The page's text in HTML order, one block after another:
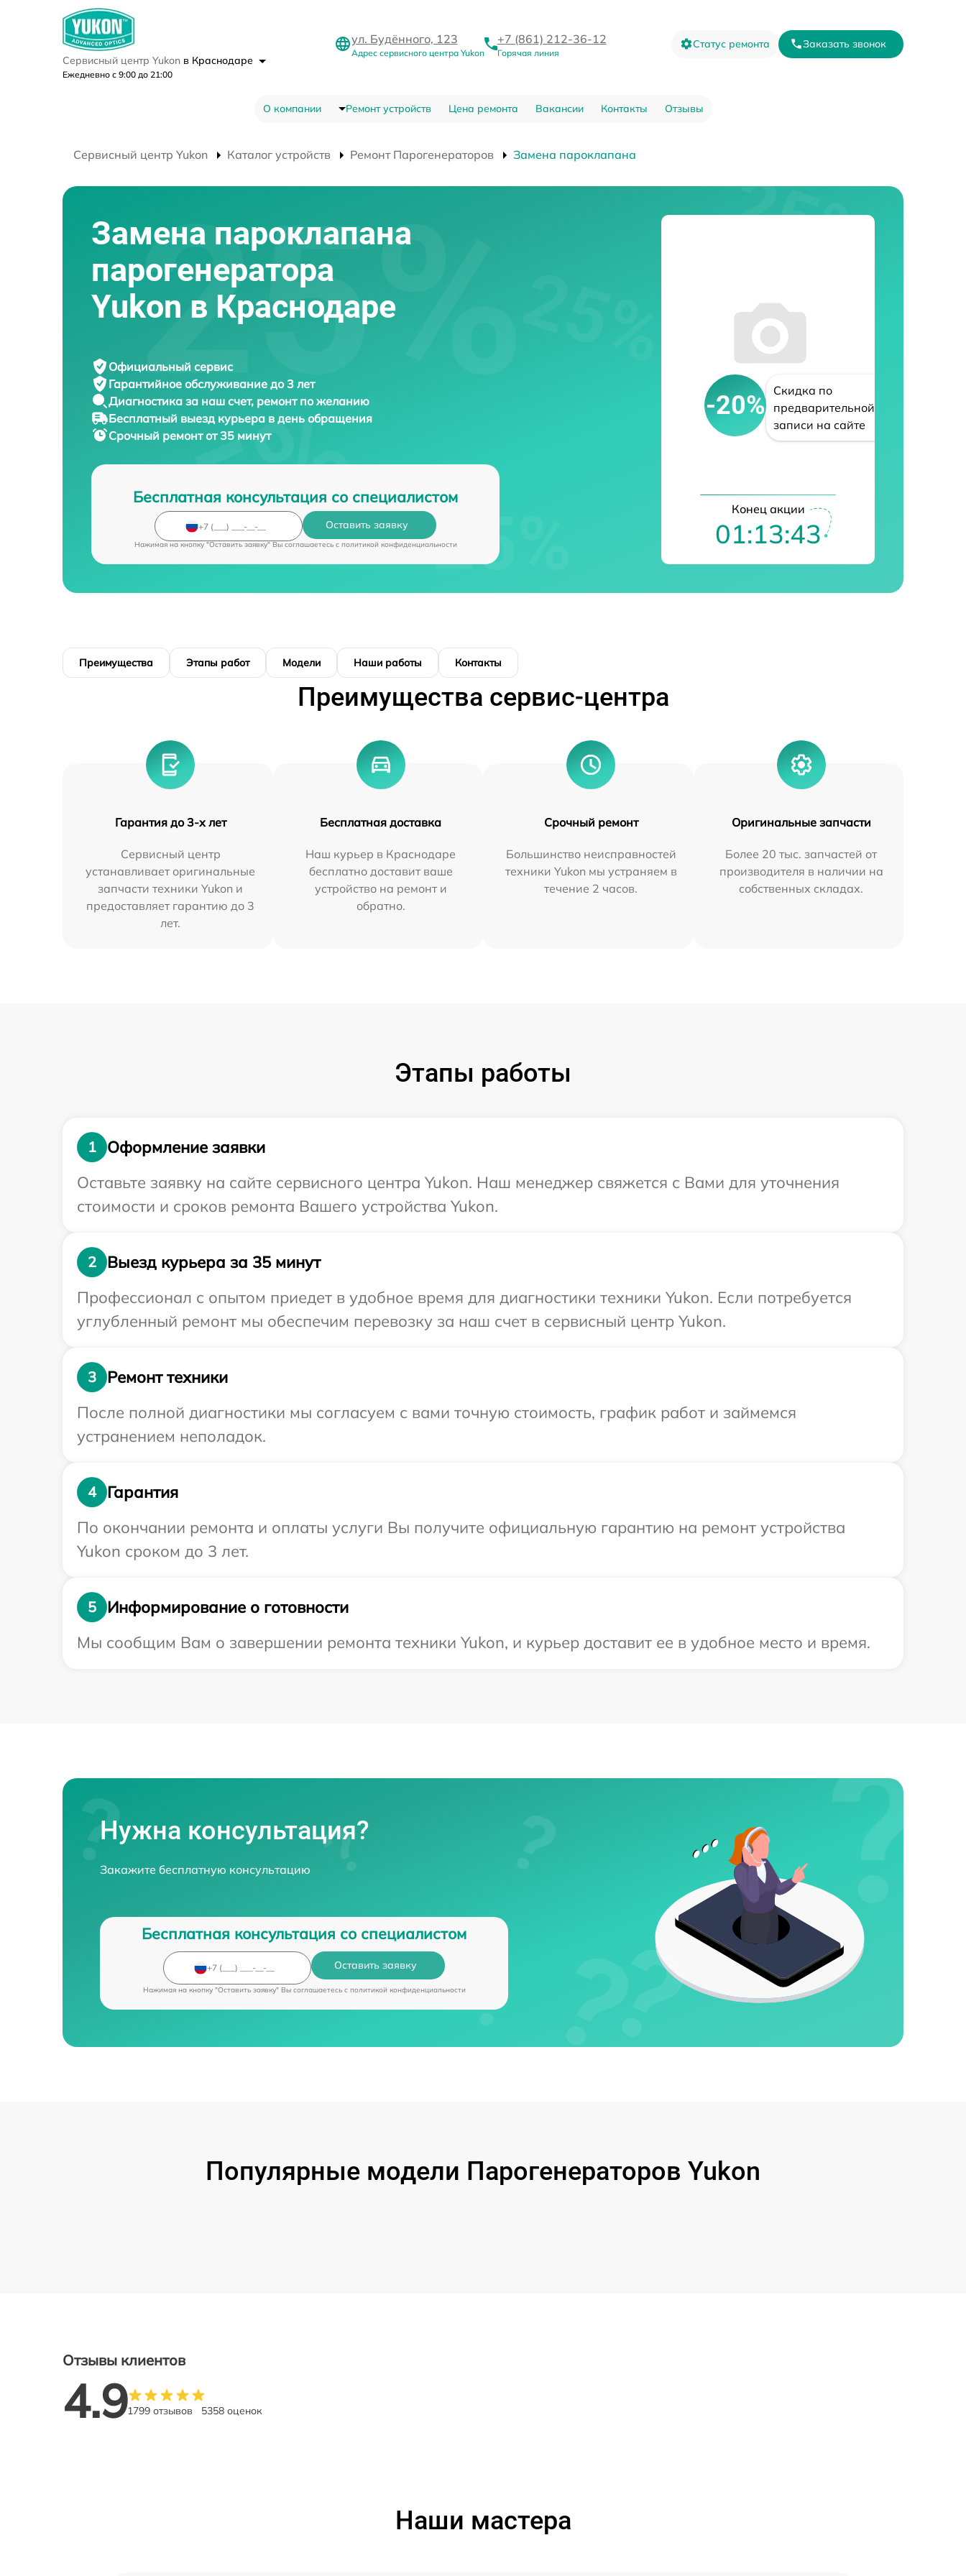
Сервисный центр Yukon в Краснодаре
Ежедневно с 9:00 до 21:00
ул. Будённого, 123
Адрес сервисного центра Yukon
+7 (861) 212-36-12
Горячая линия
Статус ремонта Заказать звонок
О компании Ремонт устройств Цена ремонта Вакансии Контакты Отзывы
Сервисный центр Yukon Каталог устройств Ремонт Парогенераторов Замена пароклапана
Замена пароклапана
парогенератора
Yukon в Краснодаре
Официальный сервис
Гарантийное обслуживание до 3 лет
Диагностика за наш счет, ремонт по желанию
Бесплатный выезд курьера в день обращения
Срочный ремонтот 35 минут
Бесплатная консультация со специалистом
Оставить заявку
Нажимая на кнопку "Оставить заявку" Вы соглашаетесь c политикой конфиденциальности
-20%
Скидка по
предварительной
записи на сайте
Конец акции
01:13:42
Преимущества Этапы работ Модели Наши работы Контакты
Преимущества сервис-центра
Гарантия до 3-х лет
Сервисный центр
устанавливает оригинальные
запчасти техники Yukon и
предоставляет гарантию до 3
лет.
Бесплатная доставка
Наш курьер в Краснодаре
бесплатно доставит ваше
устройство на ремонт и
обратно.
Срочный ремонт
Большинство неисправностей
техники Yukon мы устраняем в
течение 2 часов.
Оригинальные запчасти
Более 20 тыс. запчастей от
производителя в наличии на
собственных складах.
Этапы работы
1
Оформление заявки
Оставьте заявку на сайте сервисного центра Yukon. Наш менеджер свяжется с Вами для уточнения
стоимости и сроков ремонта Вашего устройства Yukon.
2
Выезд курьера за 35 минут
Профессионал с опытом приедет в удобное время для диагностики техники Yukon. Если потребуется
углубленный ремонт мы обеспечим перевозку за наш счет в сервисный центр Yukon.
3
Ремонт техники
После полной диагностики мы согласуем с вами точную стоимость, график работ и займемся
устранением неполадок.
4
Гарантия
По окончании ремонта и оплаты услуги Вы получите официальную гарантию на ремонт устройства
Yukon сроком до 3 лет.
5
Информирование о готовности
Мы сообщим Вам о завершении ремонта техники Yukon, и курьер доставит ее в удобное место и время.
Нужна консультация?
Закажите бесплатную консультацию
Бесплатная консультация со специалистом
Оставить заявку
Нажимая на кнопку "Оставить заявку" Вы соглашаетесь c политикой конфиденциальности
Популярные модели Парогенераторов Yukon
Отзывы клиентов
4.91799 отзывов 5358 оценок
Наши мастера